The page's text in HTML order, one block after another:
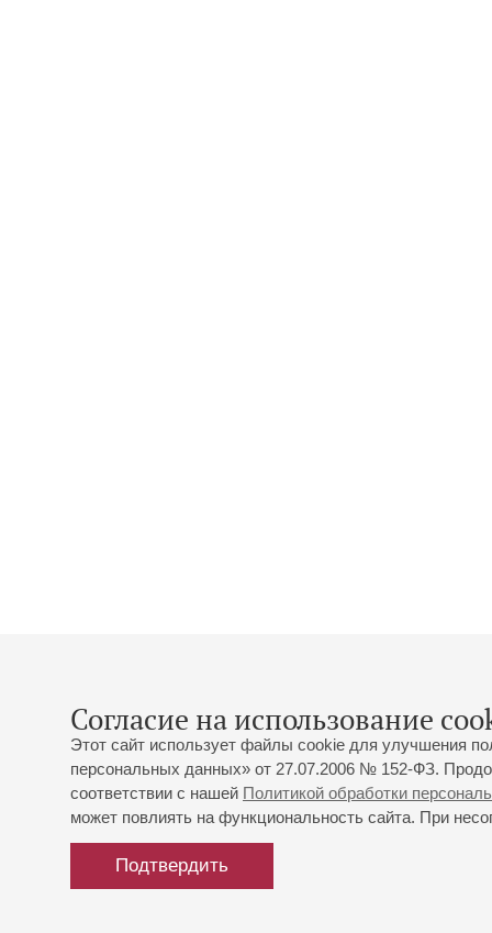
Согласие на использование
Этот сайт использует файлы cookie для улучшения
персональных данных» от 27.07.2006 № 152-ФЗ.
соответствии с нашей Политикой обработки
может повлиять на функциональность сайта. При
Подтвердить